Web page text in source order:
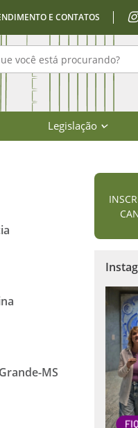
E CONTATOS
no portal
Legislação
MS